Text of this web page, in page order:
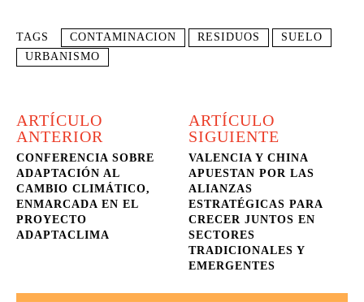
TAGS CONTAMINACION RESIDUOS
SUELO
URBANISMO
ARTÍCULO
ANTERIOR
CONFERENCIA SOBRE
ADAPTACIÓN AL
CAMBIO CLIMÁTICO,
ENMARCADA EN EL
PROYECTO
ADAPTACLIMA
ARTÍCULO
SIGUIENTE
VALENCIA Y CHINA
APUESTAN POR LAS
ALIANZAS
ESTRATÉGICAS PARA
CRECER JUNTOS EN
SECTORES
TRADICIONALES Y
EMERGENTES